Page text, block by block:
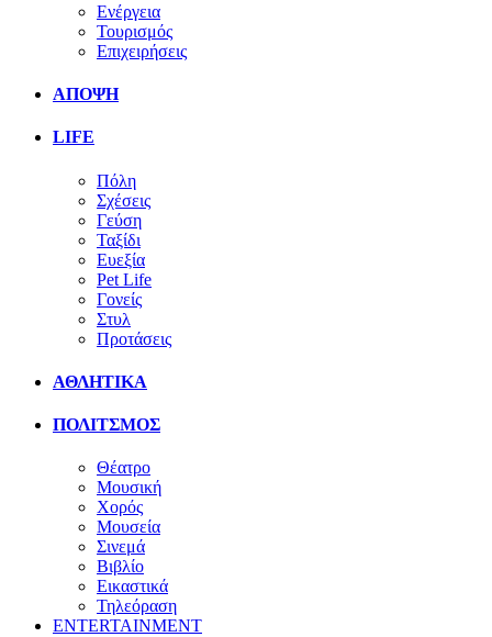
Ενέργεια
Τουρισμός
Επιχειρήσεις
ΑΠΟΨΗ
LIFE
Πόλη
Σχέσεις
Γεύση
Ταξίδι
Ευεξία
Pet Life
Γονείς
Στυλ
Προτάσεις
ΑΘΛΗΤΙΚΑ
ΠΟΛΙΤΣΜΟΣ
Θέατρο
Μουσική
Χορός
Μουσεία
Σινεμά
Βιβλίο
Εικαστικά
Τηλεόραση
ENTERTAINMENT